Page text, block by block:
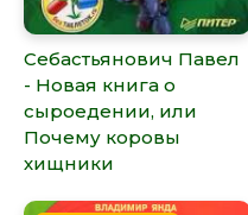
Себастьянович Павел
- Новая книга о
сыроедении, или
Почему коровы
хищники